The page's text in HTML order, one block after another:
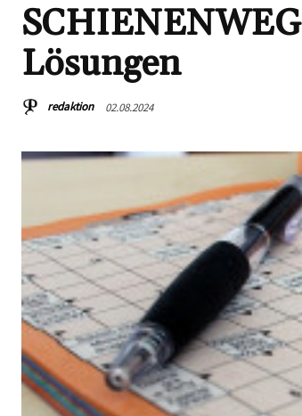
Lösungen
redaktion 02.08.2024